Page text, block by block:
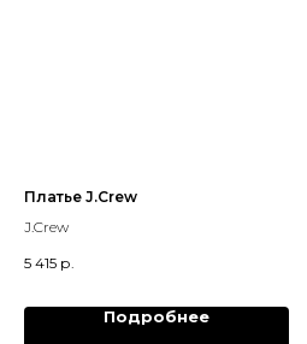
Платье J.Crew
J.Crew
5 415 р.
Подробнее